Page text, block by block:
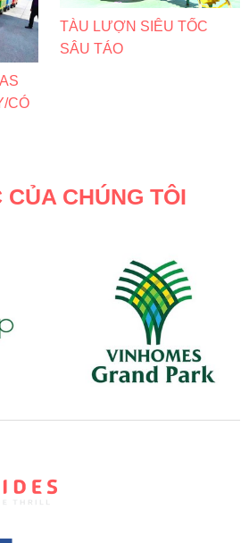
CÓ
TÀU LƯỢN SIÊU TỐC
SÂU TÁO
CHÚNG TÔI